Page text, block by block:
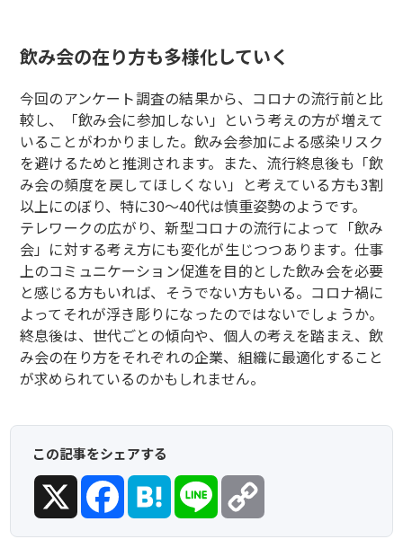
飲み会の在り方も多様化していく
今回のアンケート調査の結果から、コロナの流行前と比
較し、「飲み会に参加しない」という考えの方が増えて
いることがわかりました。飲み会参加による感染リスク
を避けるためと推測されます。また、流行終息後も「飲
み会の頻度を戻してほしくない」と考えている方も3割
以上にのぼり、特に30～40代は慎重姿勢のようです。
テレワークの広がり、新型コロナの流行によって「飲み
会」に対する考え方にも変化が生じつつあります。仕事
上のコミュニケーション促進を目的とした飲み会を必要
と感じる方もいれば、そうでない方もいる。コロナ禍に
よってそれが浮き彫りになったのではないでしょうか。
終息後は、世代ごとの傾向や、個人の考えを踏まえ、飲
み会の在り方をそれぞれの企業、組織に最適化すること
が求められているのかもしれません。
この記事をシェアする
X FacebookHatenaLine